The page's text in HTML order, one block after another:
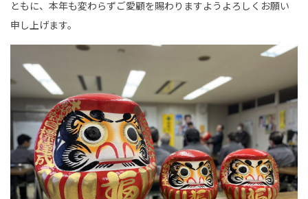
ともに、本年も変わらずご愛顧を賜わりますようよろしくお願い
申し上げます。
アグリ事業部
お知らせ
採用情報
採用メッセージ
野本組紹介MOVIE
社員紹介・インタビュー